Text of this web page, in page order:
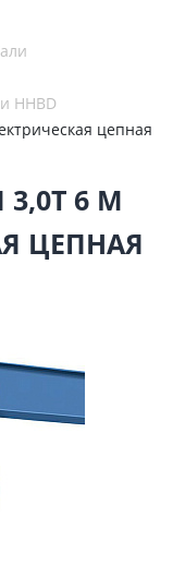
HHBD
ЦЕПНАЯ